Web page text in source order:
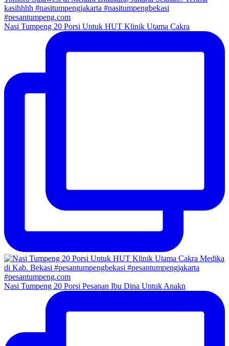
Nasi Tumpeng 20 Porsi Untuk HUT Klinik Utama Cakra
Nasi Tumpeng 20 Porsi Pesanan Ibu Dina Untuk Anakn